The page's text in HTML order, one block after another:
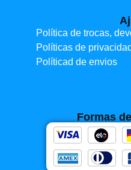
Política de trocas,
Políticas de
Políticad de envios
Formas